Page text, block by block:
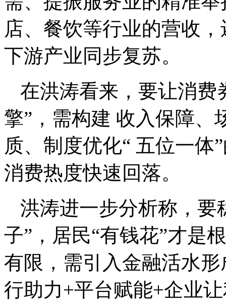
店、餐饮等行业的营收
下游产业同步复苏。
在洪涛看来，要让消费
擎”，需构建 收入保障、
质、制度优化“ 五位一体
消费热度快速回落。
洪涛进一步分析称，要
子”，居民“有钱花”才是
有限，需引入金融活水
行助力+平台赋能+企业